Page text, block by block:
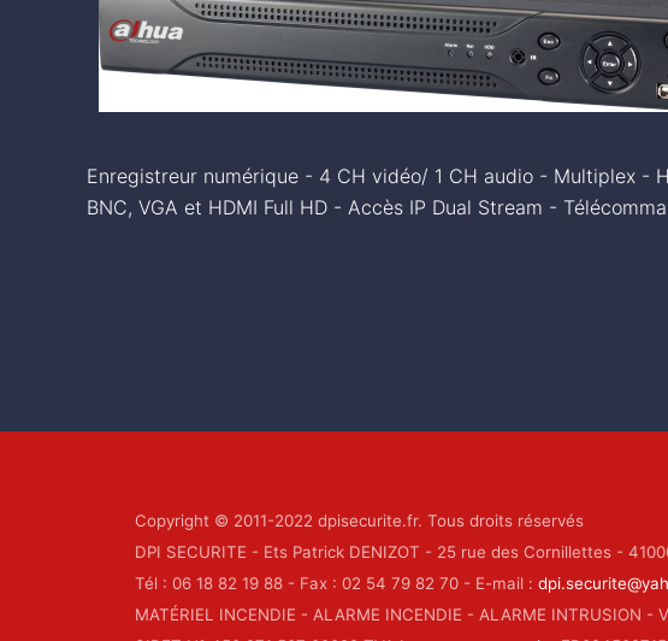
Enregistreur numérique - 4 CH vidéo/ 1 CH audio - Multiplex -
BNC, VGA et HDMI Full HD - Accès IP Dual Stream -
Copyright © 2011-2022 dpisecurite.fr. Tous droits réservés
DPI SECURITE - Ets Patrick DENIZOT - 25 rue des Cornillettes -
Tél : 06 18 82 19 88 - Fax : 02 54 79 82 70 - E-mail :
MATÉRIEL INCENDIE - ALARME INCENDIE - ALARME INTRUSION -